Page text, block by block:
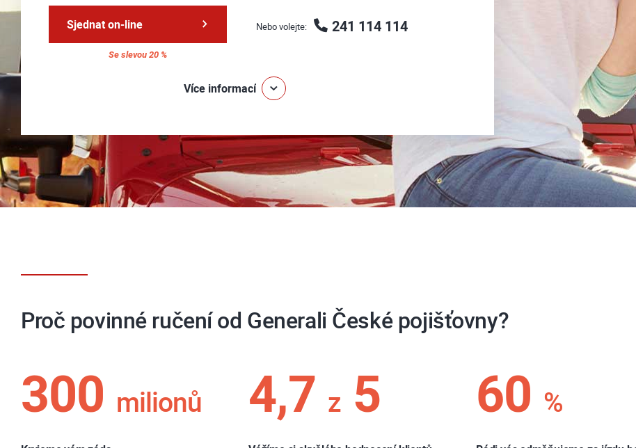
Sjednat on-line
Se slevou 20 %
Nebo volejte: 241 114 114
Více informací
Proč povinné ručení od Generali České pojišťovny?
300 milionů 4,7 z 5 60 %